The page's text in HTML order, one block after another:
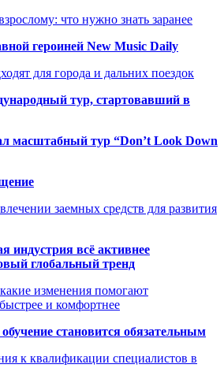
что нужно знать заранее
героиней New Music Daily
для города и дальних поездок
тур, стартовавший в
масштабный тур “Don’t Look Down
заемных средств для развития
индустрия всё активнее
глобальный тренд
изменения помогают
и комфортнее
становится обязательным
к квалификации специалистов в